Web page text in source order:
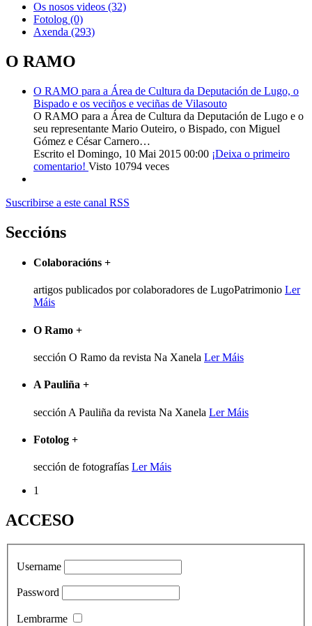
Os nosos videos (32)
Fotolog (0)
Axenda (293)
O RAMO
O RAMO para a Área de Cultura da Deputación de Lugo, o
Bispado e os veciños e veciñas de Vilasouto
O RAMO para a Área de Cultura da Deputación de Lugo e o
seu representante Mario Outeiro, o Bispado, con Miguel
Gómez e César Carnero…
Escrito el Domingo, 10 Mai 2015 00:00 ¡Deixa o primeiro
comentario! Visto 10794 veces
Suscribirse a este canal RSS
Seccións
Colaboracións +
artigos publicados por colaboradores de LugoPatrimonio Ler
Máis
O Ramo +
sección O Ramo da revista Na Xanela Ler Máis
A Pauliña +
sección A Pauliña da revista Na Xanela Ler Máis
Fotolog +
sección de fotografías Ler Máis
1
ACCESO
Username
Password
Lembrarme